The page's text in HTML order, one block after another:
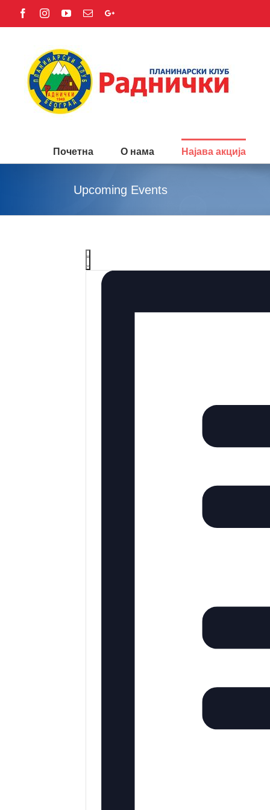
FacebookInstagramYouTube
EmailGoogle+
Почетна O нама Најава акција
Upcoming Events
Views
Navigation
Event
Views
Navigation
List